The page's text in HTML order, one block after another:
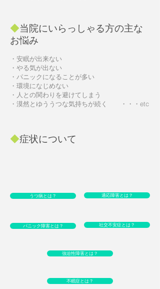
パニック障害とは？
◆当院にいらっしゃる方の主な
お悩み
・安眠が出来ない
・やる気が出ない
・パニックになることが多い
・環境になじめない
・人との関わりを避けてしまう
・漠然とゆううつな気持ちが続く ・・・etc
◆症状について
うつ病とは？ 適応障害とは？
社交不安症とは？
強迫性障害とは？
不眠症とは？